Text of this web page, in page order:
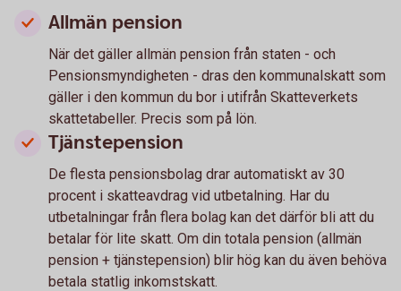
Allmän pension
När det gäller allmän pension från staten - och
Pensionsmyndigheten - dras den kommunalskatt som
gäller i den kommun du bor i utifrån Skatteverkets
skattetabeller. Precis som på lön.
Tjänstepension
De flesta pensionsbolag drar automatiskt av 30
procent i skatteavdrag vid utbetalning. Har du
utbetalningar från flera bolag kan det därför bli att du
betalar för lite skatt. Om din totala pension (allmän
pension + tjänstepension) blir hög kan du även behöva
betala statlig inkomstskatt.